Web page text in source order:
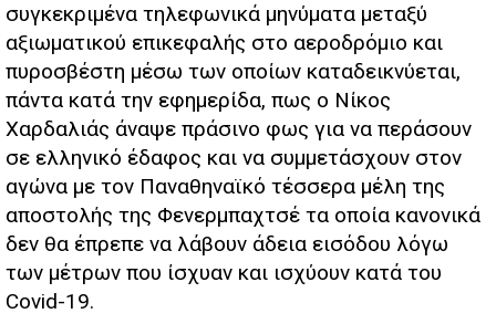
συγκεκριμένα τηλεφωνικά μηνύματα μεταξύ
αξιωματικού επικεφαλής στο αεροδρόμιο και
πυροσβέστη μέσω των οποίων καταδεικνύεται,
πάντα κατά την εφημερίδα, πως ο Νίκος
Χαρδαλιάς άναψε πράσινο φως για να περάσουν
σε ελληνικό έδαφος και να συμμετάσχουν στον
αγώνα με τον Παναθηναϊκό τέσσερα μέλη της
αποστολής της Φενερμπαχτσέ τα οποία κανονικά
δεν θα έπρεπε να λάβουν άδεια εισόδου λόγω
των μέτρων που ίσχυαν και ισχύουν κατά του
Covid-19.